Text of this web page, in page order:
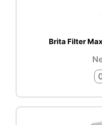
Brita Filter